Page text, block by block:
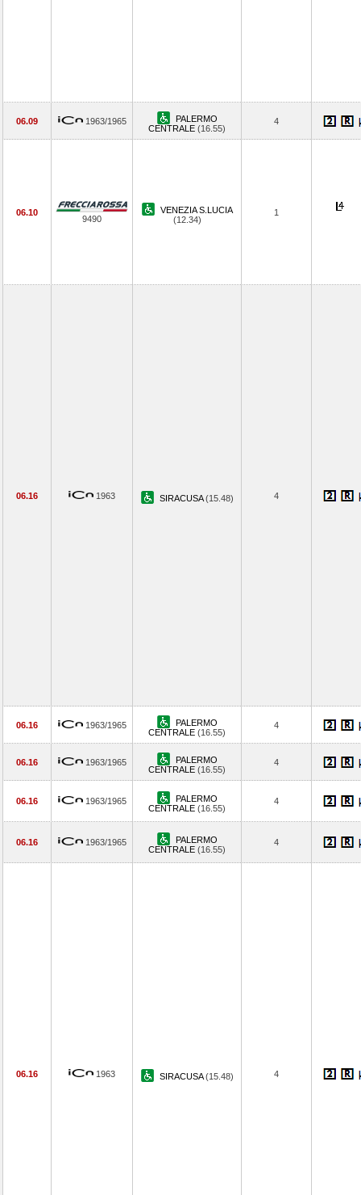
06.09 1963/1965
PALERMO
CENTRALE (16.55)
4
06.10
9490
VENEZIA S.LUCIA
(12.34)
1
06.16 1963 SIRACUSA(15.48) 4
06.16 1963/1965
PALERMO
CENTRALE (16.55)
4
06.16 1963/1965
PALERMO
CENTRALE (16.55)
4
06.16 1963/1965
PALERMO
CENTRALE (16.55)
4
06.16 1963/1965
PALERMO
CENTRALE (16.55)
4
06.16 1963 SIRACUSA(15.48) 4